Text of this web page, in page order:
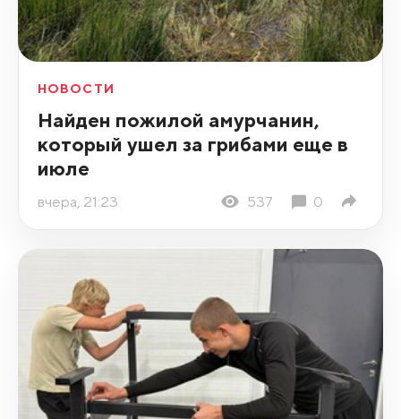
НОВОСТИ
Найден пожилой амурчанин,
который ушел за грибами еще в
июле
вчера, 21:23 537 0